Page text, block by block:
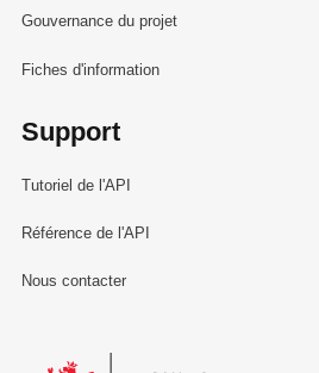
Gouvernance du projet
Fiches d'information
Support
Tutoriel de l'API
Référence de l'API
Nous contacter
Le Gouvernement du Grand-Duché